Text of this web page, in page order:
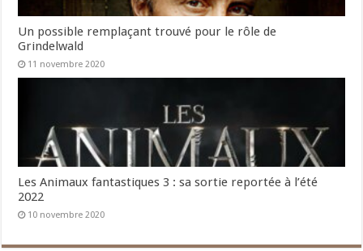
Un possible remplaçant trouvé pour le rôle de
Grindelwald
11 novembre 2020
Les Animaux fantastiques 3 : sa sortie reportée à l’été
2022
10 novembre 2020